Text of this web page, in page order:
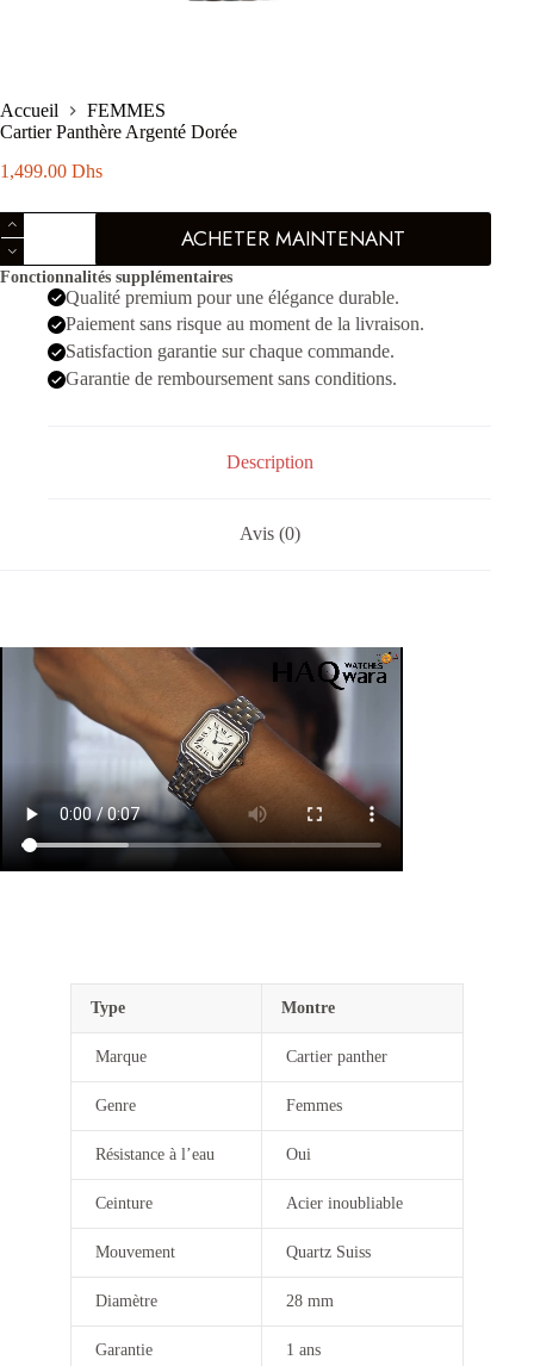
Accueil
FEMMES
Cartier Panthère Argenté Dorée
1,499.00 Dhs
quantité
de
Cartier
Panthère
Argenté
ACHETER MAINTENANT
Fonctionnalités supplémentaires
Qualité premium pour une élégance durable.
Paiement sans risque au moment de la livraison.
Satisfaction garantie sur chaque commande.
Garantie de remboursement sans conditions.
Description
Avis (0)
Type Montre
Marque Cartier panther
Genre Femmes
Résistance à l’eau Oui
Ceinture Acier inoubliable
Mouvement Quartz Suiss
Diamètre 28 mm
Garantie 1 ans